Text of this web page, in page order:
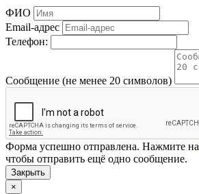
ФИО
Email-адрес
Телефон:
Сообщение (не менее 20 символов)
Форма успешно отправлена. Нажмите на
чтобы отправить ещё одно сообщение.
Закрыть
×